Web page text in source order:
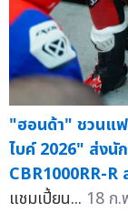
"ฮอนด้า" ชวนแฟ
ไบค์ 2026" ส่งนั
CBR1000RR-R
แชมเปี้ยน... 18 ก.